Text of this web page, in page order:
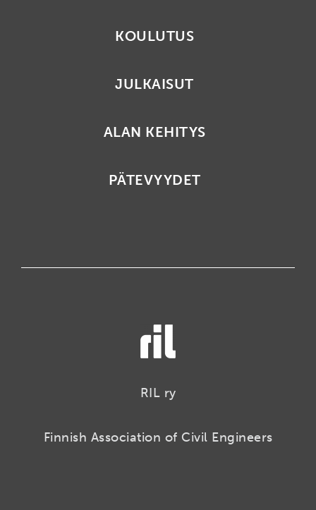
KOULUTUS
JULKAISUT
ALAN KEHITYS
PÄTEVYYDET
RIL ry
Finnish Association of Civil Engineers